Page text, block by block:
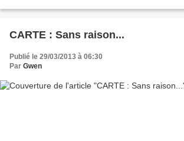
CARTE : Sans raison...
Publié le 29/03/2013 à 06:30
Par Gwen